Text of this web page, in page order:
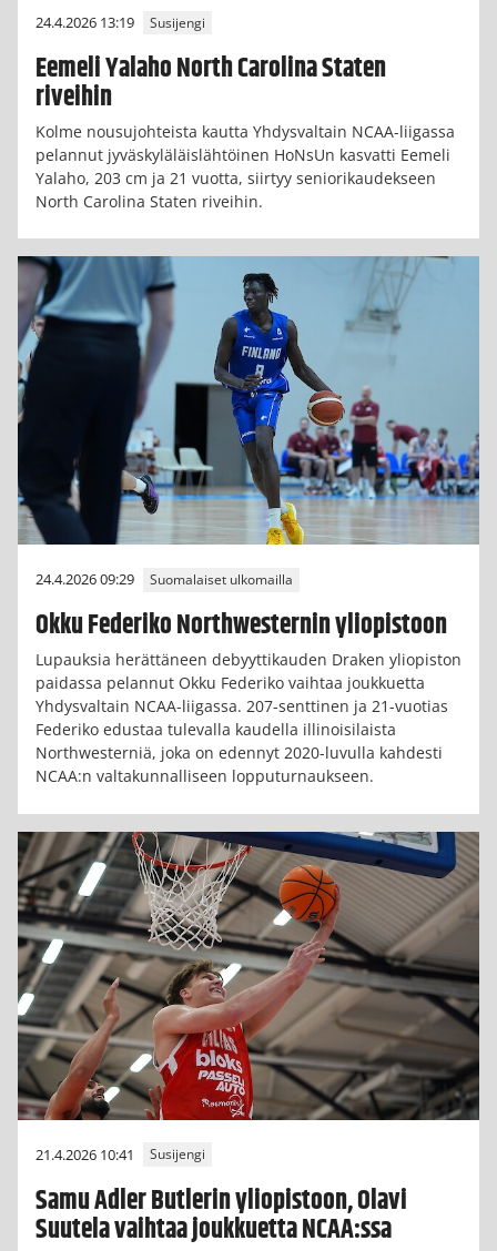
24.4.2026 13:19 Susijengi
Eemeli Yalaho North Carolina Staten
riveihin
Kolme nousujohteista kautta Yhdysvaltain NCAA-liigassa
pelannut jyväskyläläislähtöinen HoNsUn kasvatti Eemeli
Yalaho, 203 cm ja 21 vuotta, siirtyy seniorikaudekseen
North Carolina Staten riveihin.
24.4.2026 09:29 Suomalaiset ulkomailla
Okku Federiko Northwesternin yliopistoon
Lupauksia herättäneen debyyttikauden Draken yliopiston
paidassa pelannut Okku Federiko vaihtaa joukkuetta
Yhdysvaltain NCAA-liigassa. 207-senttinen ja 21-vuotias
Federiko edustaa tulevalla kaudella illinoisilaista
Northwesterniä, joka on edennyt 2020-luvulla kahdesti
NCAA:n valtakunnalliseen lopputurnaukseen.
21.4.2026 10:41 Susijengi
Samu Adler Butlerin yliopistoon, Olavi
Suutela vaihtaa joukkuetta NCAA:ssa